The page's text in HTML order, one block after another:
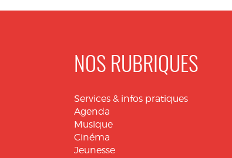
NOS RUBRIQUES
Services & infos pratiques
Agenda
Musique
Cinéma
Jeunesse